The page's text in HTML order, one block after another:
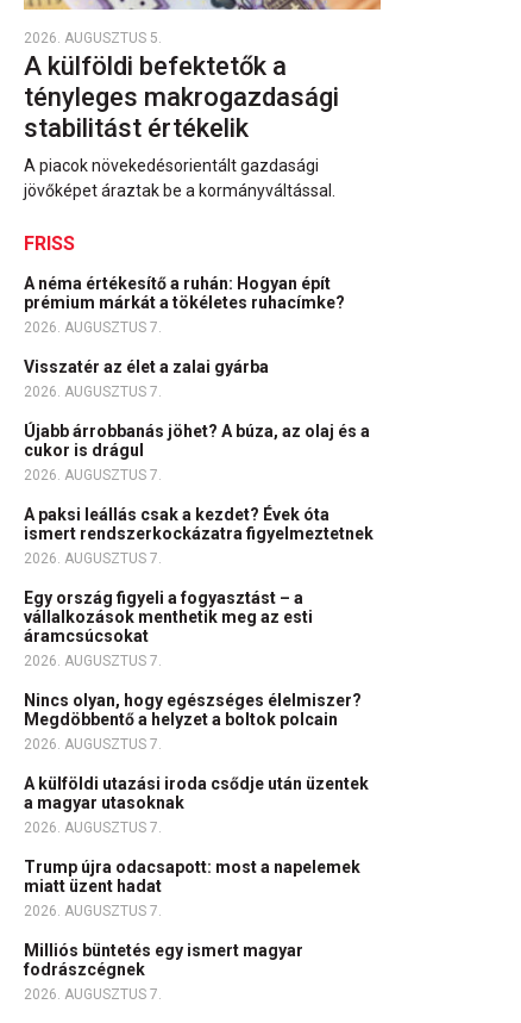
2026. AUGUSZTUS 5.
A külföldi befektetők a
tényleges makrogazdasági
stabilitást értékelik
A piacok növekedésorientált gazdasági
jövőképet áraztak be a kormányváltással.
FRISS
A néma értékesítő a ruhán: Hogyan épít
prémium márkát a tökéletes ruhacímke?
2026. AUGUSZTUS 7.
Visszatér az élet a zalai gyárba
2026. AUGUSZTUS 7.
Újabb árrobbanás jöhet? A búza, az olaj és a
cukor is drágul
2026. AUGUSZTUS 7.
A paksi leállás csak a kezdet? Évek óta
ismert rendszerkockázatra figyelmeztetnek
2026. AUGUSZTUS 7.
Egy ország figyeli a fogyasztást – a
vállalkozások menthetik meg az esti
áramcsúcsokat
2026. AUGUSZTUS 7.
Nincs olyan, hogy egészséges élelmiszer?
Megdöbbentő a helyzet a boltok polcain
2026. AUGUSZTUS 7.
A külföldi utazási iroda csődje után üzentek
a magyar utasoknak
2026. AUGUSZTUS 7.
Trump újra odacsapott: most a napelemek
miatt üzent hadat
2026. AUGUSZTUS 7.
Milliós büntetés egy ismert magyar
fodrászcégnek
2026. AUGUSZTUS 7.